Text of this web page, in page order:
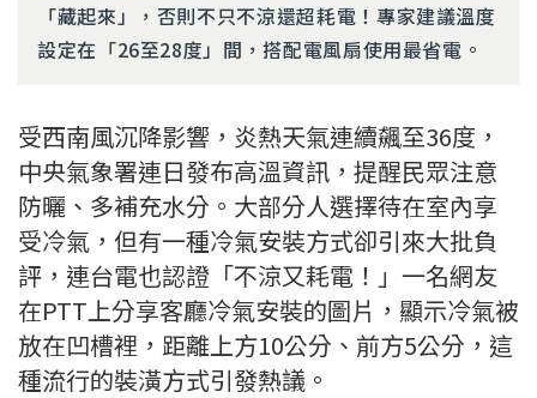
「藏起來」，否則不只不涼還超耗電！專家建議溫度
設定在「26至28度」間，搭配電風扇使用最省電。
受西南風沉降影響，炎熱天氣連續飆至36度，
中央氣象署連日發布高溫資訊，提醒民眾注意
防曬、多補充水分。大部分人選擇待在室內享
受冷氣，但有一種冷氣安裝方式卻引來大批負
評，連台電也認證「不涼又耗電！」一名網友
在PTT上分享客廳冷氣安裝的圖片，顯示冷氣被
放在凹槽裡，距離上方10公分、前方5公分，這
種流行的裝潢方式引發熱議。